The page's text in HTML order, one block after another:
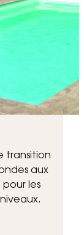
transition
aux
les